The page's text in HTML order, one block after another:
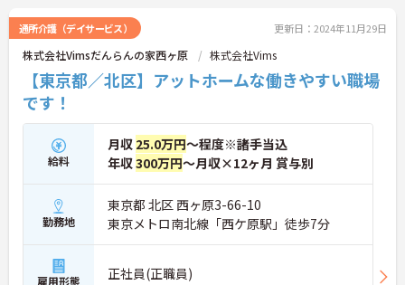
通所介護（デイサービス） 更新日：2024年11月29日
株式会社Vimsだんらんの家西ヶ原 株式会社Vims
【東京都／北区】アットホームな働きやすい職場
です！
給料
月収 25.0万円～程度※諸手当込
年収300万円～月収×12ヶ月 賞与別
勤務地
東京都 北区 西ヶ原3-66-10
東京メトロ南北線「西ケ原駅」徒歩7分
雇用形態 正社員(正職員)